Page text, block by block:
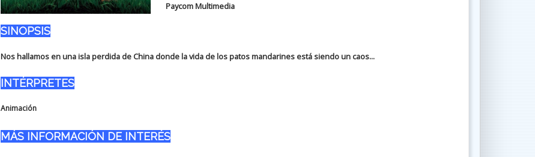
Paycom Multimedia
SINOPSIS
Nos hallamos en una isla perdida de China donde la vida de los patos mandarines está siendo un caos...
INTÉRPRETES
Animación
MÁS INFORMACIÓN DE INTERÉS